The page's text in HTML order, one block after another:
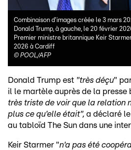
Combinaison d'images créée le 3 mars
Donald Trump, à gauche, le 20 février
Premier ministre britannique Keir
2026 à Cardiff
© POOL/AFP
Donald Trump est "très déçu"
il le martèle auprès de la presse
très triste de voir que la relation
plus ce qu'elle était", a déclaré
au tabloïd The Sun dans une
Keir Starmer "n'a pas été